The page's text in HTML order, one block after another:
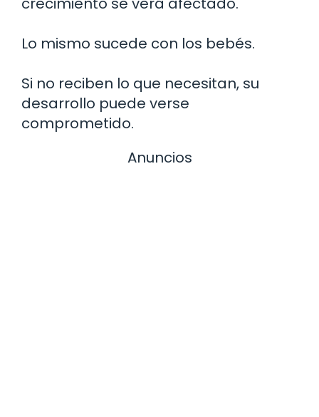
Lo mismo sucede con los bebés.
Si no reciben lo que necesitan, su
desarrollo puede verse
comprometido.
Anuncios